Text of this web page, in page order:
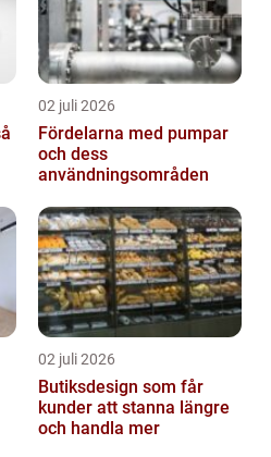
02 juli 2026
Fördelarna med pumpar
och dess
användningsområden
02 juli 2026
Butiksdesign som får
kunder att stanna längre
och handla mer